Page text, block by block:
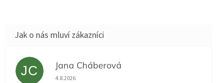
JC Jana Cháberová
Hodnocení obchodu je 5 z 5 hvězdiček.
4.8.2026